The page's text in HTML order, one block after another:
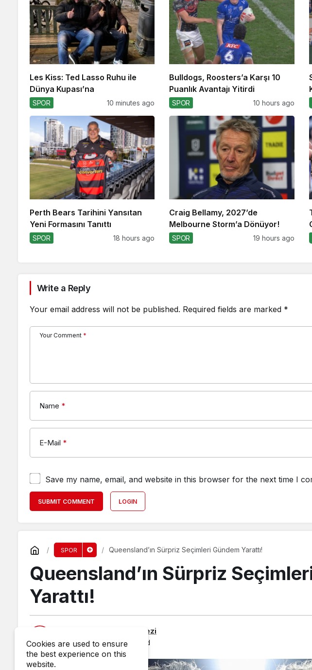
Les Kiss: Ted Lasso Ruhu ile
Dünya Kupası’na
SPOR 10 minutes ago
Bulldogs, Roosters’a Karşı 10
Puanlık Avantajı Yitirdi
SPOR 10 hours ago
Perth Bears Tarihini Yansıtan
Yeni Formasını Tanıttı
SPOR 18 hours ago
Craig Bellamy, 2027’de
Melbourne Storm’a Dönüyor!
SPOR 19 hours ago
Write a Reply
Your email address will not be published. Required fields are marked *
Your Comment *
Name *
E-Mail *
Save my name, email, and website in this browser for the next time I
SUBMIT COMMENT LOGIN
SPOR Queensland’ın Sürpriz Seçimleri Gündem Yarattı!
Queensland’ın Sürpriz
Yarattı!
Haber Merkezi
2 July 2025, 19:46published
Cookies are used to ensure
the best experience on this
website.